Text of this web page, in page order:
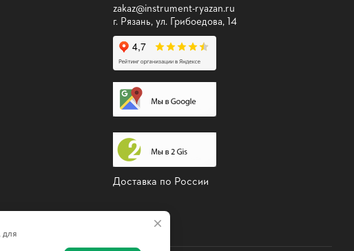
zakaz@instrument-ryazan.ru
г. Рязань, ул. Грибоедова, 14
Доставка по России